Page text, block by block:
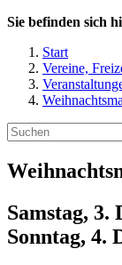
Sie befinden sich
Start
Vereine,
Samstag, 3.
Sonntag, 4.